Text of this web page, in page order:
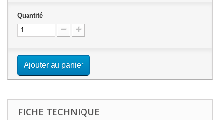
Quantité
Ajouter au panier
FICHE TECHNIQUE